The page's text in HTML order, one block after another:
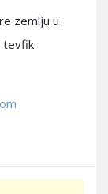
zemlju u
tevfik.